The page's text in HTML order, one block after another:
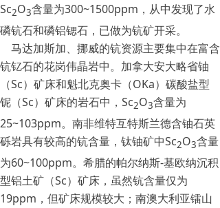
Sc2O3含量为300~1500ppm，从中发现了水
磷钪石和磷铝锶石，已做为钪矿开采。
马达加斯加、挪威的钪资源主要集中在富含
钪钇石的花岗伟晶岩中。加拿大安大略省铀
（Sc）矿床和魁北克奥卡（OKa）碳酸盐型
铌（Sc）矿床的岩石中，Sc2O3含量为
25~103ppm。南非维特互特斯兰德含铀石英
砾岩具有较高的钪含量，钛铀矿中Sc2O3含量
为60~100ppm。希腊的帕尔纳斯-基欧纳沉积
型铝土矿（Sc）矿床，虽然钪含量仅为
19ppm，但矿床规模较大；南澳大利亚镭山